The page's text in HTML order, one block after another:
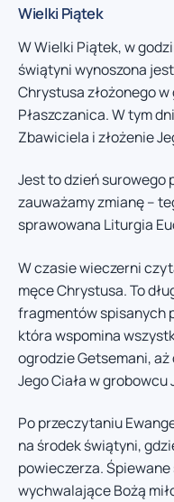
Wielki Piątek
W Wielki Piątek, w
świątyni wynoszona
Chrystusa złożonego
Płaszczanica. W tym
Zbawiciela i złożenie
Jest to dzień surowego
zauważamy zmianę –
sprawowana Liturgia
W czasie wieczerni
męce Chrystusa. To
fragmentów spisanych
która wspomina
ogrodzie Getsemani,
Jego Ciała w grobowcu
Po przeczytaniu
na środek świątyni,
powieczerza.
wychwalające Bożą